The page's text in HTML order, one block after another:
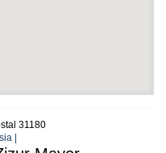
31180
|